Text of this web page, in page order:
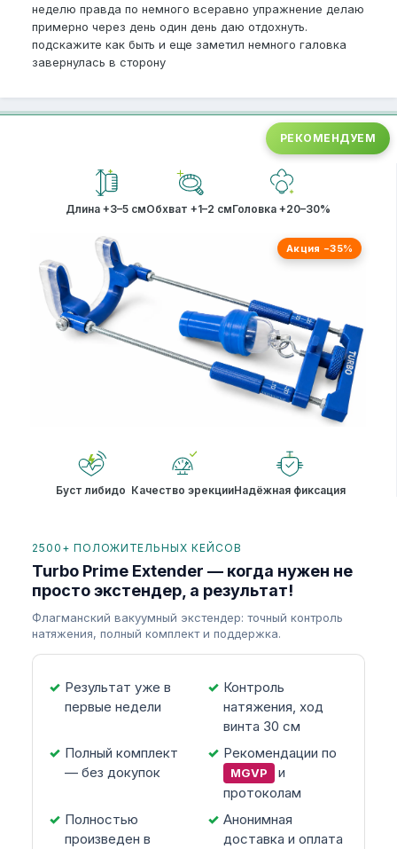
неделю правда по немного всеравно упражнение делаю
примерно через день один день даю отдохнуть.
подскажите как быть и еще заметил немного галовка
завернулась в сторону
РЕКОМЕНДУЕМ
Длина +3–5 смОбхват +1–2 смГоловка +20–30%
Акция −35%
Буст либидо Качество эрекцииНадёжная фиксация
2500+ ПОЛОЖИТЕЛЬНЫХ КЕЙСОВ
Turbo Prime Extender — когда нужен не
просто экстендер, а результат!
Флагманский вакуумный экстендер: точный контроль
натяжения, полный комплект и поддержка.
Результат уже в
первые недели
Контроль
натяжения, ход
винта 30 см
Полный комплект
— без докупок
Рекомендации по
MGVP
и
протоколам
Полностью
произведен в
Анонимная
доставка и оплата